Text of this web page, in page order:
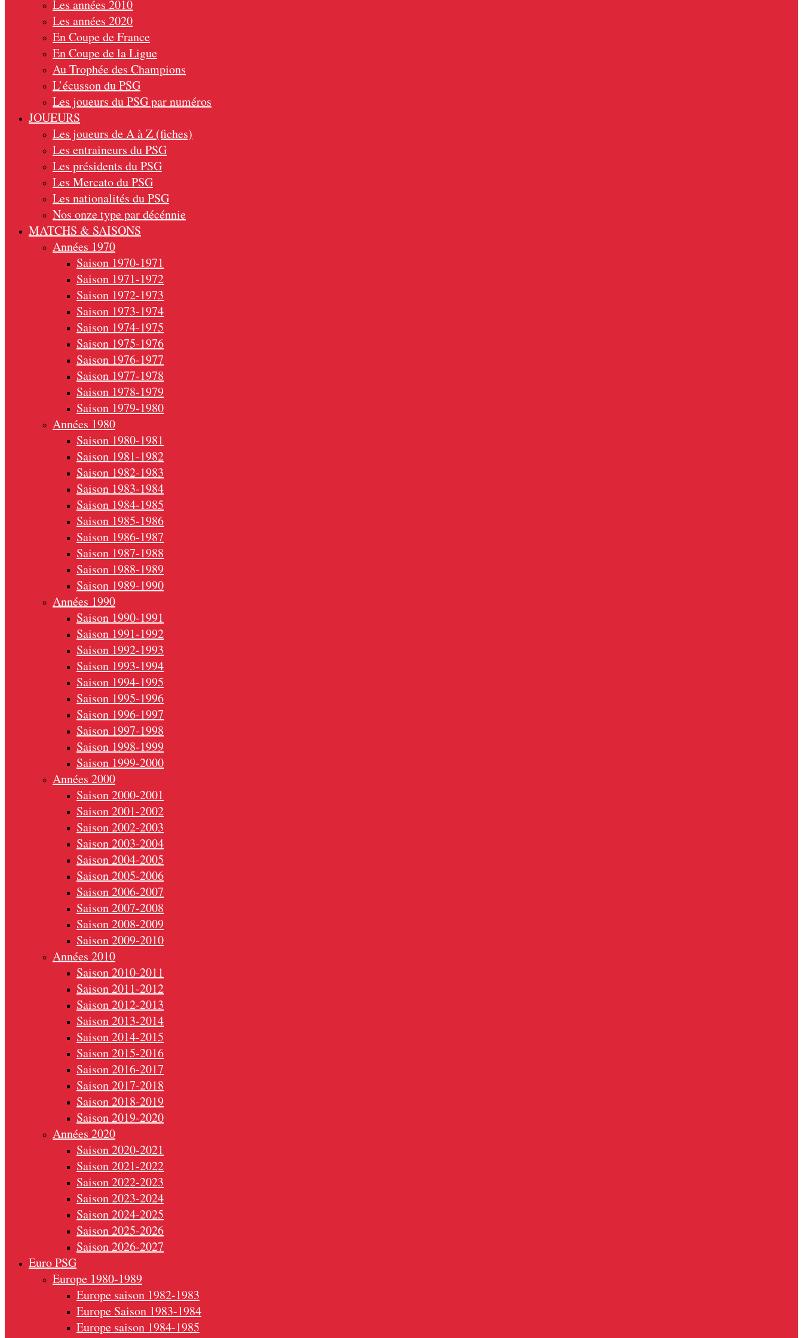
Les années 2010
Les années 2020
En Coupe de France
En Coupe de la Ligue
Au Trophée des Champions
L’écusson du PSG
Les joueurs du PSG par numéros
JOUEURS
Les joueurs de A à Z (fiches)
Les entraineurs du PSG
Les présidents du PSG
Les Mercato du PSG
Les nationalités du PSG
Nos onze type par décénnie
MATCHS & SAISONS
Années 1970
Saison 1970-1971
Saison 1971-1972
Saison 1972-1973
Saison 1973-1974
Saison 1974-1975
Saison 1975-1976
Saison 1976-1977
Saison 1977-1978
Saison 1978-1979
Saison 1979-1980
Années 1980
Saison 1980-1981
Saison 1981-1982
Saison 1982-1983
Saison 1983-1984
Saison 1984-1985
Saison 1985-1986
Saison 1986-1987
Saison 1987-1988
Saison 1988-1989
Saison 1989-1990
Années 1990
Saison 1990-1991
Saison 1991-1992
Saison 1992-1993
Saison 1993-1994
Saison 1994-1995
Saison 1995-1996
Saison 1996-1997
Saison 1997-1998
Saison 1998-1999
Saison 1999-2000
Années 2000
Saison 2000-2001
Saison 2001-2002
Saison 2002-2003
Saison 2003-2004
Saison 2004-2005
Saison 2005-2006
Saison 2006-2007
Saison 2007-2008
Saison 2008-2009
Saison 2009-2010
Années 2010
Saison 2010-2011
Saison 2011-2012
Saison 2012-2013
Saison 2013-2014
Saison 2014-2015
Saison 2015-2016
Saison 2016-2017
Saison 2017-2018
Saison 2018-2019
Saison 2019-2020
Années 2020
Saison 2020-2021
Saison 2021-2022
Saison 2022-2023
Saison 2023-2024
Saison 2024-2025
Saison 2025-2026
Saison 2026-2027
Euro PSG
Europe 1980-1989
Europe saison 1982-1983
Europe Saison 1983-1984
Europe saison 1984-1985